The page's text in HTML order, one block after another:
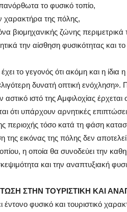
το φυσικό τοπίο,
χαρακτήρα της πόλης,
βιομηχανικής ζώνης περιμετρικά
την αίσθηση φυσικότητας και
έχει το γεγονός ότι ακόμη και η
δυνατή οπτική
ιστό της Αμφιλοχίας
ότι υπάρχουν αρνητικές
περιοχής τόσο κατά τη φάση
της εικόνας της πόλης δεν
η οποία θα συνοδεύει την
και την αναπτυξιακή
ΣΤΗΝ ΤΟΥΡΙΣΤΙΚΗ ΚΑΙ
έντονο φυσικό και τουριστικό